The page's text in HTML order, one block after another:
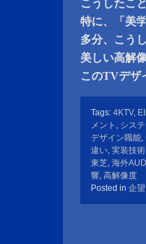
こうしたこ
特に、「美
多分、こう
美しい高解
このTVデザ
Tags: 4KTV,
メント , シス
デザイン職能,
違い, 実装技術
東芝, 海外
響, 高解像度
Posted in 企